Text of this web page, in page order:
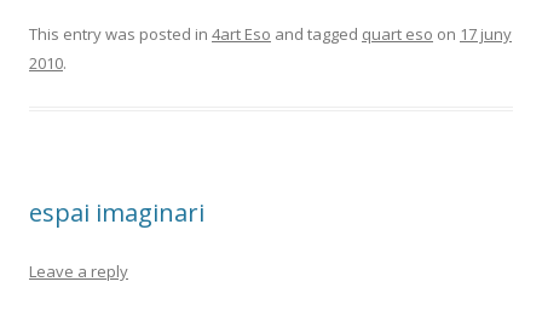
This entry was posted in 4art Eso and tagged quart eso on 17 juny
2010.
espai imaginari
Leave a reply